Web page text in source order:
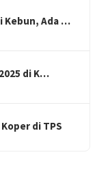
Kebun, Ada …
di K…
di TPS